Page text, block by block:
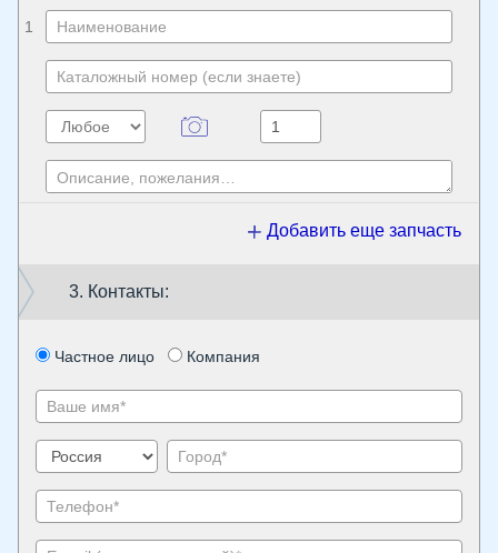
1
Добавить еще запчасть
3. Контакты:
Частное лицо Компания